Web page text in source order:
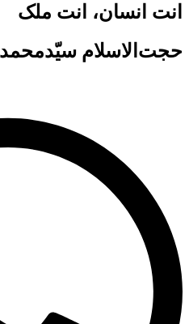
انت انسان،‌ انت ملک
حجت‌الاسلام